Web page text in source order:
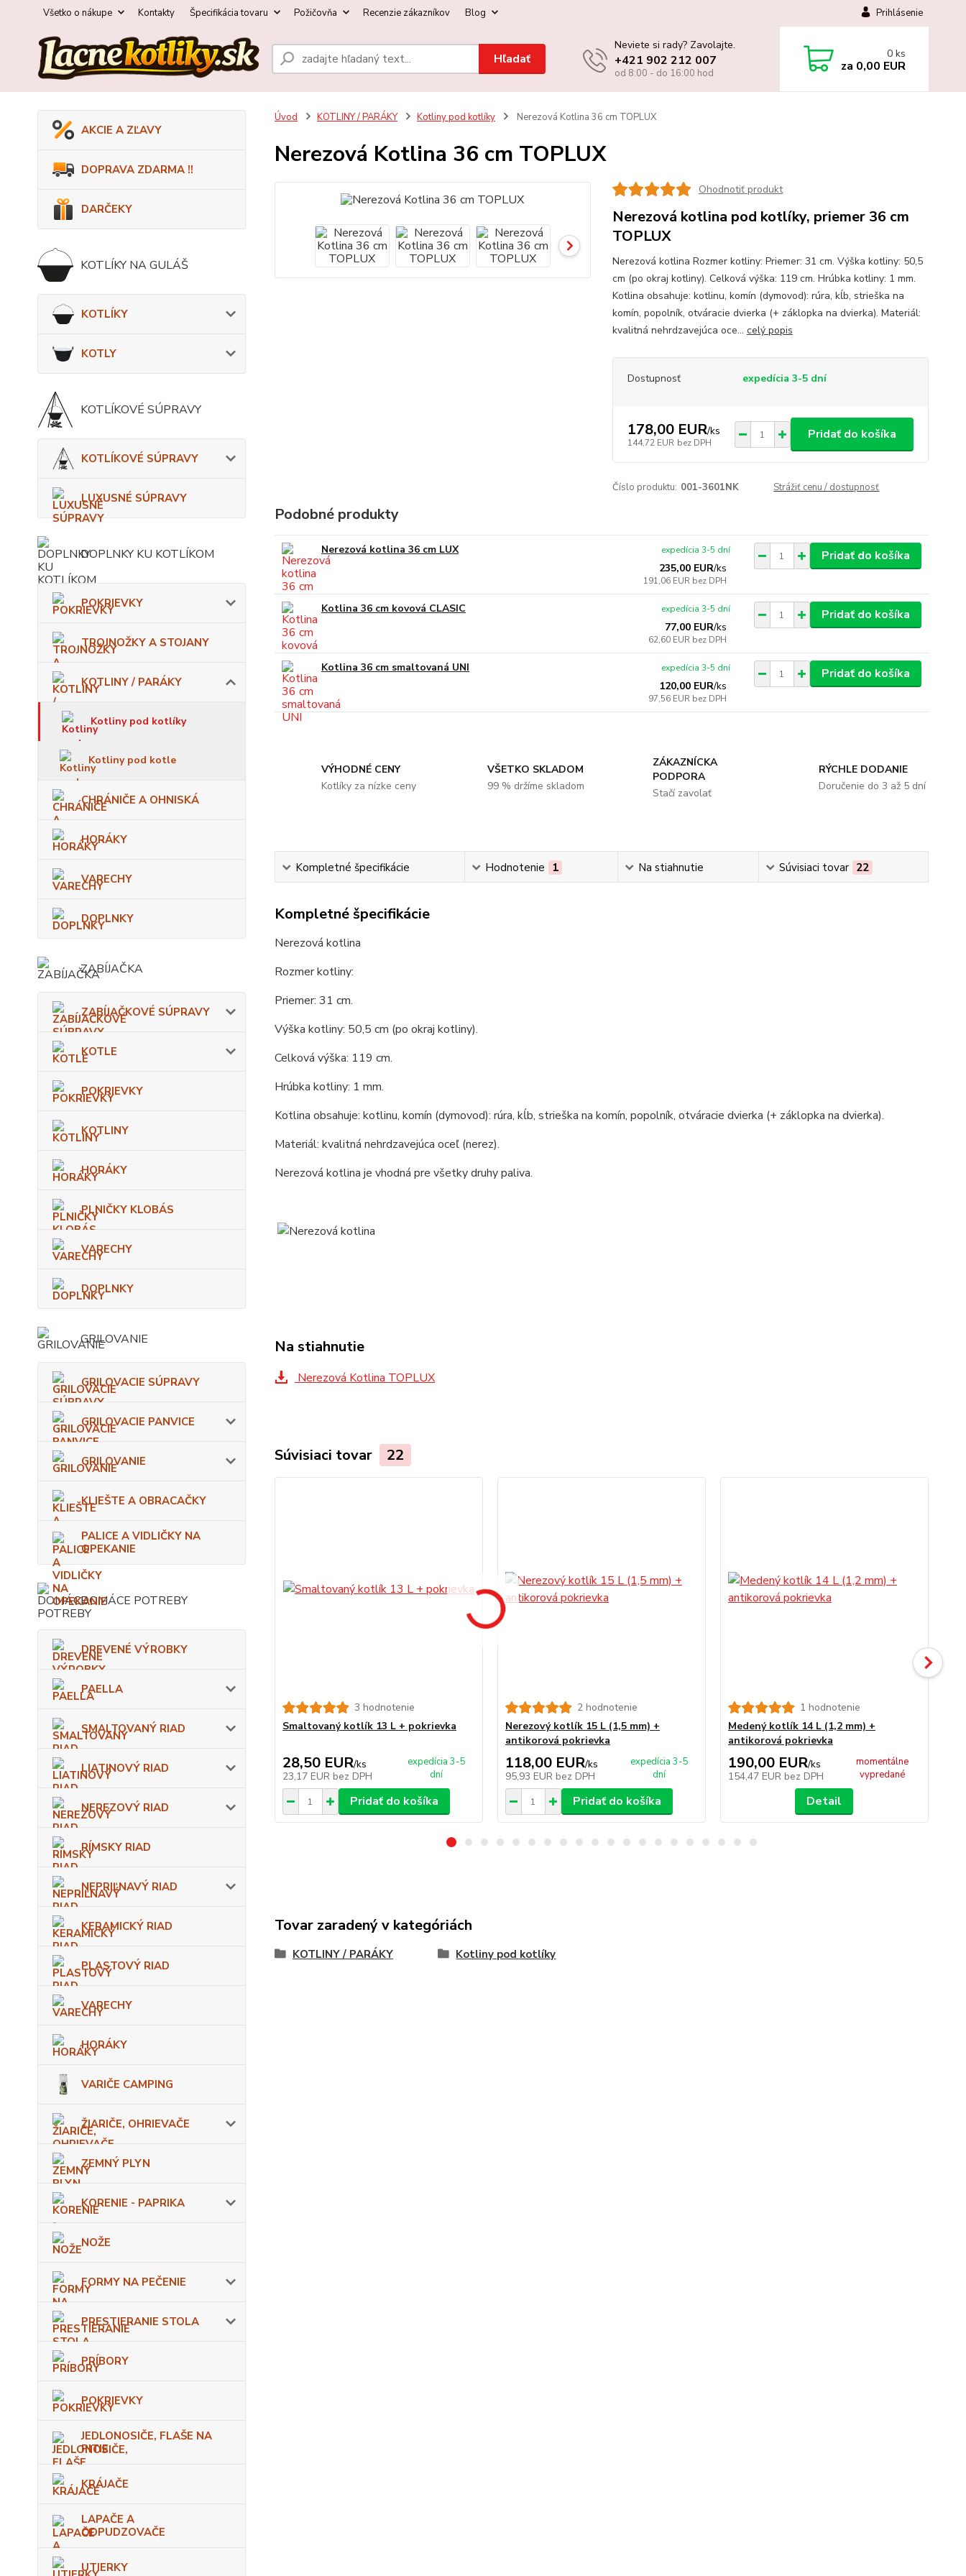
Všetko o nákupe Kontakty Špecifikácia tovaru Požičovňa Recenzie zákazníkov Blog Prihlásenie
Hľadať
Neviete si rady? Zavolajte.
+421 902 212 007
od 8:00 - do 16:00 hod
0 ks
za 0,00 EUR
AKCIE A ZĽAVY
DOPRAVA ZDARMA !!
DARČEKY
KOTLÍKY NA GULÁŠ
KOTLÍKY
KOTLY
KOTLÍKOVÉ SÚPRAVY
KOTLÍKOVÉ SÚPRAVY
LUXUSNÉ SÚPRAVY
DOPLNKY KU KOTLÍKOM
POKRIEVKY
TROJNOŽKY A STOJANY
KOTLINY / PARÁKY
Kotliny pod kotlíky
Kotliny pod kotle
CHRÁNIČE A OHNISKÁ
HORÁKY
VARECHY
DOPLNKY
ZABÍJAČKA
ZABÍJAČKOVÉ SÚPRAVY
KOTLE
POKRIEVKY
KOTLINY
HORÁKY
PLNIČKY KLOBÁS
VARECHY
DOPLNKY
GRILOVANIE
GRILOVACIE SÚPRAVY
GRILOVACIE PANVICE
GRILOVANIE
KLIEŠTE A OBRACAČKY
PALICE A VIDLIČKY NA
OPEKANIE
DOMÁCE POTREBY
DREVENÉ VÝROBKY
PAELLA
SMALTOVANÝ RIAD
LIATINOVÝ RIAD
NEREZOVÝ RIAD
RÍMSKY RIAD
NEPRIĽNAVÝ RIAD
KERAMICKÝ RIAD
PLASTOVÝ RIAD
VARECHY
HORÁKY
VARIČE CAMPING
ŽIARIČE, OHRIEVAČE
ZEMNÝ PLYN
KORENIE - PAPRIKA
NOŽE
FORMY NA PEČENIE
PRESTIERANIE STOLA
PRÍBORY
POKRIEVKY
JEDLONOSIČE, FLAŠE NA
PITIE
KRÁJAČE
LAPAČE A
ODPUDZOVAČE
UTIERKY
Úvod KOTLINY / PARÁKY Kotliny pod kotlíky Nerezová Kotlina 36 cm TOPLUX
Nerezová Kotlina 36 cm TOPLUX
Ohodnotiť produkt
Nerezová kotlina pod kotlíky, priemer 36 cm
TOPLUX
Nerezová kotlina Rozmer kotliny: Priemer: 31 cm. Výška kotliny: 50,5
cm (po okraj kotliny). Celková výška: 119 cm. Hrúbka kotliny: 1 mm.
Kotlina obsahuje: kotlinu, komín (dymovod): rúra, kĺb, strieška na
komín, popolník, otváracie dvierka (+ záklopka na dvierka). Materiál:
kvalitná nehrdzavejúca oce... celý popis
Dostupnosť expedícia 3-5 dní
178,00 EUR/ks
144,72 EUR bez DPH
Pridať do košíka
Číslo produktu: 001-3601NK Strážiť cenu / dostupnosť
Podobné produkty
Nerezová kotlina 36 cm LUX
235,00 EUR/ks
191,06 EUR bez DPH
expedícia 3-5 dní Pridať do košíka
Kotlina 36 cm kovová CLASIC
77,00 EUR/ks
62,60 EUR bez DPH
expedícia 3-5 dní Pridať do košíka
Kotlina 36 cm smaltovaná UNI
120,00 EUR/ks
97,56 EUR bez DPH
expedícia 3-5 dní Pridať do košíka
VÝHODNÉ CENY
Kotlíky za nízke ceny
VŠETKO SKLADOM
99 % držíme skladom
ZÁKAZNÍCKA
PODPORA
Stačí zavolať
RÝCHLE DODANIE
Doručenie do 3 až 5 dní
Kompletné špecifikácie Hodnotenie 1 Na stiahnutie Súvisiaci tovar 22
Kompletné špecifikácie
Nerezová kotlina
Rozmer kotliny:
Priemer: 31 cm.
Výška kotliny: 50,5 cm (po okraj kotliny).
Celková výška: 119 cm.
Hrúbka kotliny: 1 mm.
Kotlina obsahuje: kotlinu, komín (dymovod): rúra, kĺb, strieška na komín, popolník, otváracie dvierka (+ záklopka na dvierka).
Materiál: kvalitná nehrdzavejúca oceľ (nerez).
Nerezová kotlina je vhodná pre všetky druhy paliva.
Na stiahnutie
Nerezová Kotlina TOPLUX
Súvisiaci tovar 22
3 hodnotenie
Smaltovaný kotlík 13 L + pokrievka
28,50 EUR/ks
23,17 EUR bez DPH
expedícia 3-5
dní
Pridať do košíka
2 hodnotenie
Nerezový kotlík 15 L (1,5 mm) +
antikorová pokrievka
118,00 EUR/ks
95,93 EUR bez DPH
expedícia 3-5
dní
Pridať do košíka
1 hodnotenie
Medený kotlík 14 L (1,2 mm) +
antikorová pokrievka
190,00 EUR/ks
154,47 EUR bez DPH
momentálne
vypredané
Detail
Tovar zaradený v kategóriách
KOTLINY / PARÁKY Kotliny pod kotlíky